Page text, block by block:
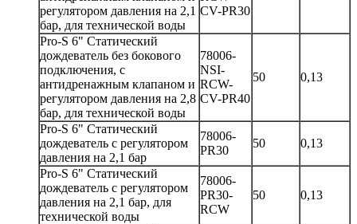
регулятором давления на 2,1
бар, для технической воды
CV-PR30
Pro-S 6" Статический
дождеватель без бокового
подключения, с
антидренажным клапаном и
регулятором давления на 2,8
бар, для технической воды
78006-
NSI-
RCW-
CV-PR40
50 0,13
Pro-S 6" Статический
дождеватель с регулятором
давления на 2,1 бар
78006-
PR30
50 0,13
Pro-S 6" Статический
дождеватель с регулятором
давления на 2,1 бар, для
технической воды
78006-
PR30-
RCW
50 0,13